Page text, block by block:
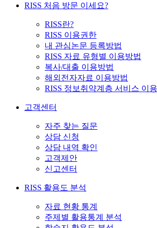
RISS 처음 방문 이세요?
RISS란?
RISS 이용권한
내 관심논문 등록방법
RISS 자료 유형별 이용방법
복사/대출 이용방법
해외전자자료 이용방법
RISS 정보취약계층 서비스 이
고객센터
자주 찾는 질문
상담 신청
상담 내역 확인
고객제안
신고센터
RISS 활용도 분석
자료 현황 통계
주제별 활용통계 분석